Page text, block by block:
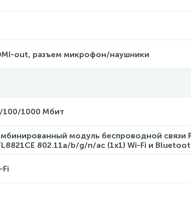
out, разъем микрофон/наушники
100/1000 Mбит
модуль беспроводной связи
802.11a/b/g/n/ac (1x1) Wi-Fi и
Fi